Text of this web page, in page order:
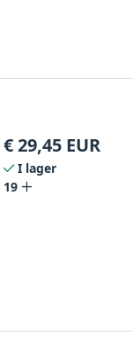
€29,45 EUR
I lager
19